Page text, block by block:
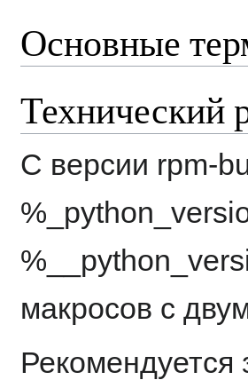
Основные
Технический
С версии rpm-
макросов с
Рекомендуется